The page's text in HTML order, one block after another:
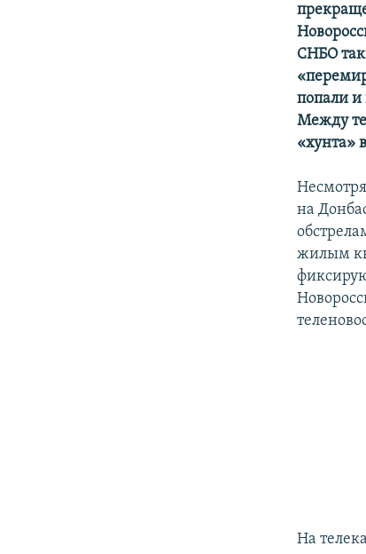
СНБО
попали и
Между
«хунта»
на
жилым
На